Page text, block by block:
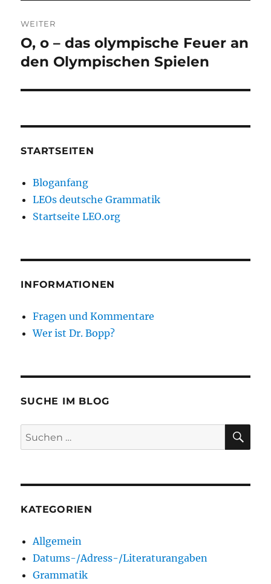
WEITER
Nächster
Beitrag:
O, o – das olympische Feuer an
den Olympischen Spielen
STARTSEITEN
Bloganfang
LEOs deutsche Grammatik
Startseite LEO.org
INFORMATIONEN
Fragen und Kommentare
Wer ist Dr. Bopp?
SUCHE IM BLOG
Suchen
nach:
KATEGORIEN
Allgemein
Datums-/Adress-/Literaturangaben
Grammatik